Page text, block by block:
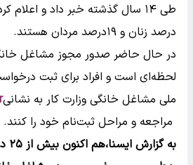
درصد زنان و ۱۹درصد مردان هستند.
در حال حاضر صدور مجوز مشاغل
لحظه‌ای است و افراد برای ثبت
ملی مشاغل خانگی وزارت کار به نشانی
مراجعه و مراحل ثبت‌نام خود را کنند.